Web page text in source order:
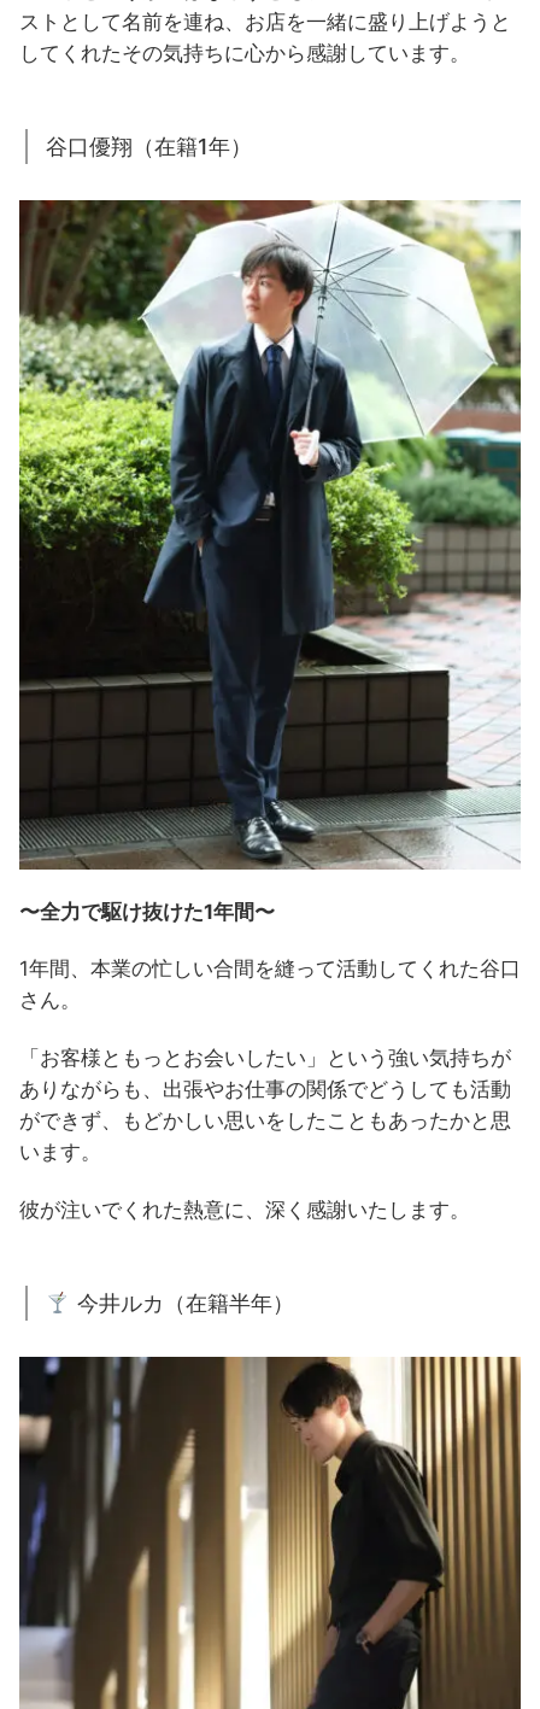
ストとして名前を連ね、お店を一緒に盛り上げようと
してくれたその気持ちに心から感謝しています。
谷口優翔（在籍1年）
〜全力で駆け抜けた1年間〜
1年間、本業の忙しい合間を縫って活動してくれた谷口
さん。
「お客様ともっとお会いしたい」という強い気持ちが
ありながらも、出張やお仕事の関係でどうしても活動
ができず、もどかしい思いをしたこともあったかと思
います。
彼が注いでくれた熱意に、深く感謝いたします。
今井ルカ（在籍半年）